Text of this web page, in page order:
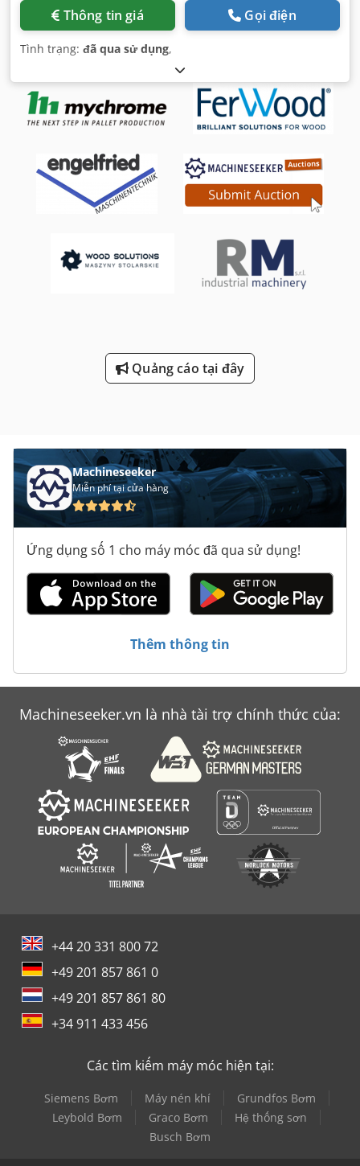
Thông tin giá Gọi điện
Tình trạng: đã qua sử dụng,
Quảng cáo tại đây
Machineseeker
Miễn phí tại cửa hàng
Ứng dụng số 1 cho máy móc đã qua sử dụng!
Thêm thông tin
Machineseeker.vn là nhà tài trợ chính thức của:
+44 20 331 800 72
+49 201 857 861 0
+49 201 857 861 80
+34 911 433 456
Các tìm kiếm máy móc hiện tại:
Siemens Bơm Máy nén khí
Grundfos Bơm
Leybold Bơm
Graco Bơm
Hệ thống sơn
Busch Bơm